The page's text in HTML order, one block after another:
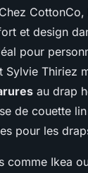
et design
pour
Sylvie Thiriez
au drap
de couette
pour les
comme Ikea